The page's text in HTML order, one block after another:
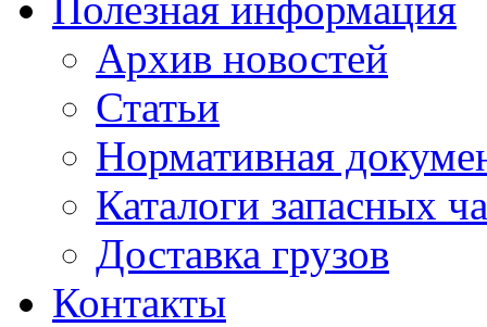
Архив новостей
Статьи
Нормативная
Каталоги запасных
Доставка грузов
Контакты